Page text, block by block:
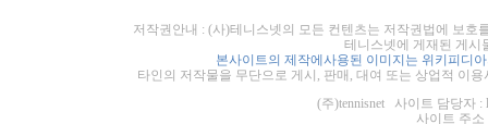
저작권안내 : (사)테니스넷의 모든 컨텐츠는 저작권법에 보
테니스넷에 게재된 게시
본사이트의 제작에사용된 이미지는 위키피디
타인의 저작물을 무단으로 게시, 판매, 대여 또는 상업적 이
(주)tennisnet 사이트 담당자 :
사이트 주